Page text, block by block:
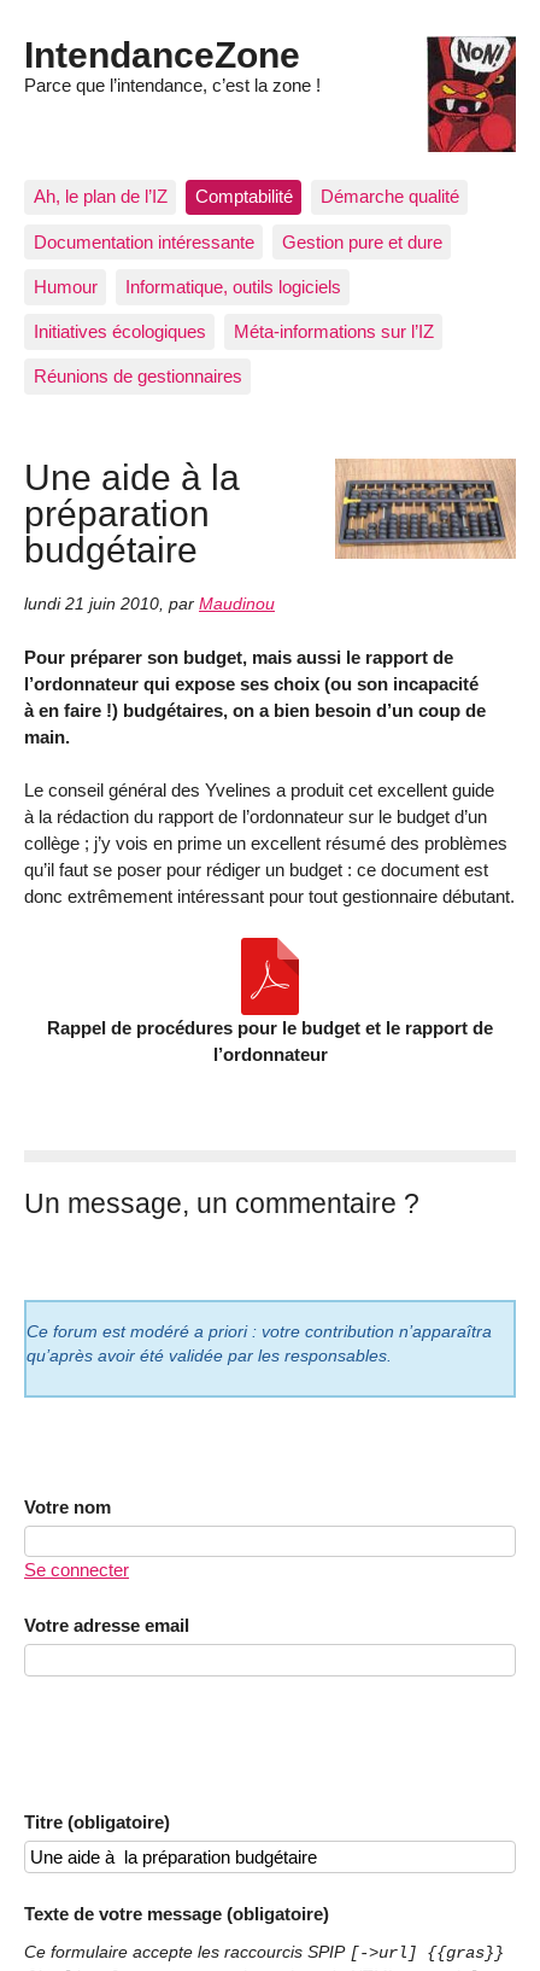
IntendanceZone
Parce que l’intendance, c’est la zone !
Ah, le plan de l’IZ Comptabilité Démarche qualité
Documentation intéressante Gestion pure et dure
Humour Informatique, outils logiciels
Initiatives écologiques Méta-informations sur l’IZ
Réunions de gestionnaires
Une aide à la
préparation
budgétaire
lundi 21 juin 2010 par Maudinou
Pour préparer son budget, mais aussi le rapport de
l’ordonnateur qui expose ses choix (ou son incapacité
à en faire !) budgétaires, on a bien besoin d’un coup de
main.
Le conseil général des Yvelines a produit cet excellent guide
à la rédaction du rapport de l’ordonnateur sur le budget d’un
collège ; j’y vois en prime un excellent résumé des problèmes
qu’il faut se poser pour rédiger un budget : ce document est
donc extrêmement intéressant pour tout gestionnaire débutant.
Rappel de procédures pour le budget et le rapport de
l’ordonnateur
Un message, un commentaire ?
Ce forum est modéré a priori : votre contribution n’apparaîtra
qu’après avoir été validée par les responsables.
Votre nom
Se connecter
Votre adresse email
Titre (obligatoire)
Texte de votre message (obligatoire)
Ce formulaire accepte les raccourcis SPIP [->url] {{gras}}